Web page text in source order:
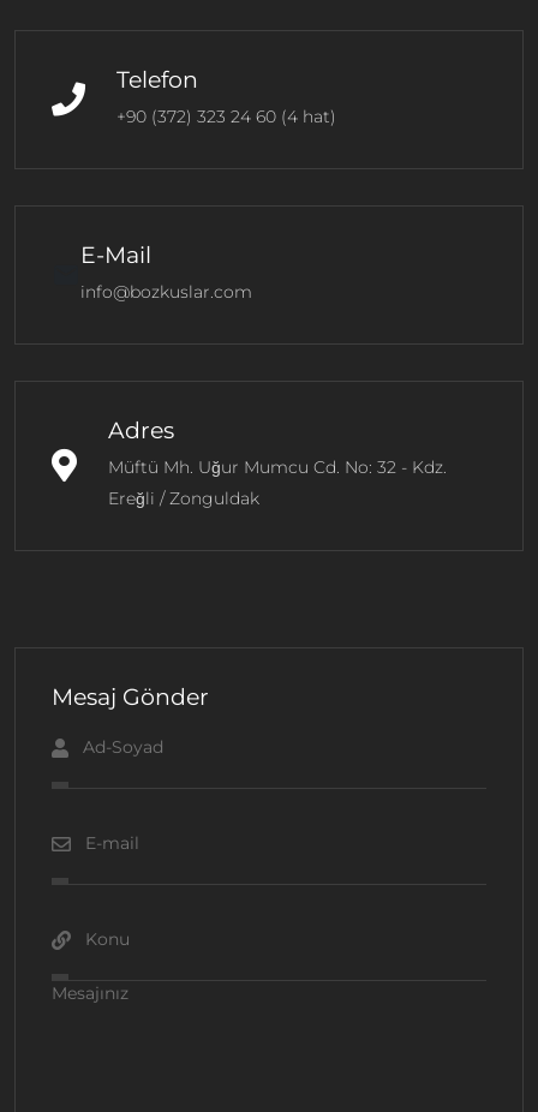
Telefon
+90 (372) 323 24 60 (4 hat)
E-Mail
info@bozkuslar.com
Adres
Müftü Mh. Uğur Mumcu Cd. No: 32 - Kdz.
Ereğli / Zonguldak
Mesaj Gönder